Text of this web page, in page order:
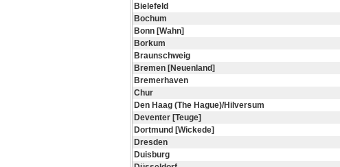
Bielefeld
Bochum
Bonn [Wahn]
Borkum
Braunschweig
Bremen [Neuenland]
Bremerhaven
Chur
Den Haag (The Hague)/Hilversum
Deventer [Teuge]
Dortmund [Wickede]
Dresden
Duisburg